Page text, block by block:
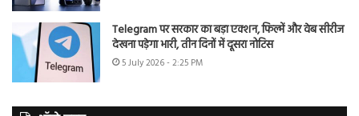
Telegram पर सरकार का बड़ा एक्शन, फिल्में और वेब सीरीज
देखना पड़ेगा भारी, तीन दिनों में दूसरा नोटिस
5 July 2026 - 2:25 PM